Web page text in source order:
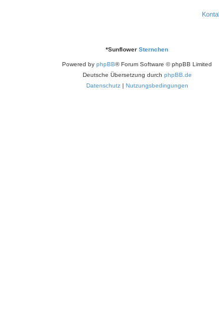
*Sunflower Sternchen
Powered by phpBB® Forum Software © phpBB Limited
Deutsche Übersetzung durch phpBB.de
Datenschutz| Nutzungsbedingungen